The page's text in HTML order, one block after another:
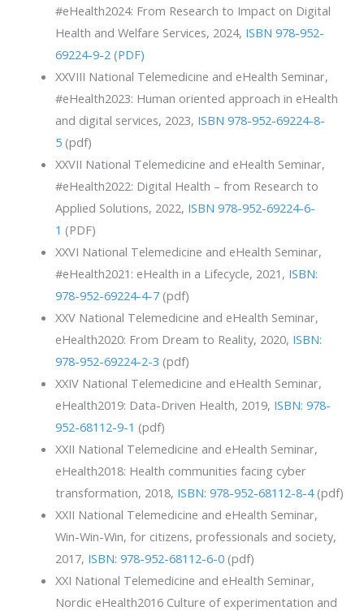
#eHealth2024: From Research to Impact on Digital
Health and Welfare Services, 2024, ISBN 978-952-
69224-9-2 (PDF)
XXVIII National Telemedicine and eHealth Seminar,
#eHealth2023: Human oriented approach in eHealth
and digital services, 2023, ISBN 978-952-69224-8-
5(pdf)
XXVII National Telemedicine and eHealth Seminar,
#eHealth2022: Digital Health – from Research to
Applied Solutions, 2022, ISBN 978-952-69224-6-
1 (PDF)
XXVI National Telemedicine and eHealth Seminar,
#eHealth2021: eHealth in a Lifecycle, 2021, ISBN:
978-952-69224-4-7(pdf)
XXV National Telemedicine and eHealth Seminar,
eHealth2020: From Dream to Reality, 2020, ISBN:
978-952-69224-2-3 (pdf)
XXIV National Telemedicine and eHealth Seminar,
eHealth2019: Data-Driven Health, 2019, ISBN: 978-
952-68112-9-1 (pdf)
XXII National Telemedicine and eHealth Seminar,
eHealth2018: Health communities facing cyber
transformation, 2018, ISBN: 978-952-68112-8-4(pdf)
XXII National Telemedicine and eHealth Seminar,
Win-Win-Win, for citizens, professionals and society,
2017, ISBN: 978-952-68112-6-0(pdf)
XXI National Telemedicine and eHealth Seminar,
Nordic eHealth2016 Culture of experimentation and